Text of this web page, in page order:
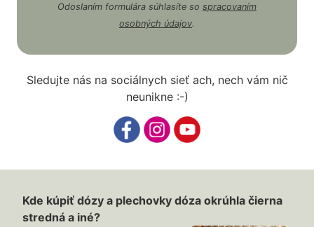
Odoslaním formulára súhlasíte so spracovaním
osobných údajov.
Sledujte nás na sociálnych sieť ach, nech vám nič
neunikne :-)
Kde kúpiť dózy a plechovky dóza okrúhla čierna
stredná a iné?